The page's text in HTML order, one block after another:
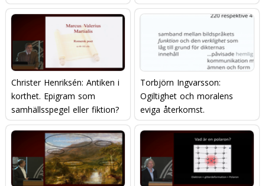
modern nationalism?
konkurrenskraft
Christer Henriksén: Antiken i
korthet. Epigram som
samhällsspegel eller fiktion?
Torbjörn Ingvarsson:
Ogiltighet och moralens
eviga återkomst.